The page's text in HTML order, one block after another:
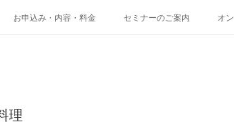
お申込み・内容・料金 セミナーのご案内 オ
理